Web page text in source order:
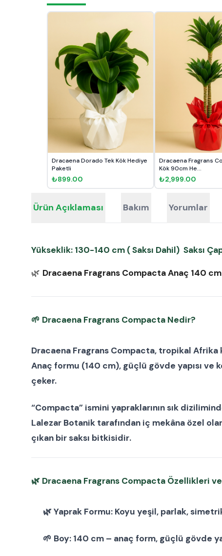
Dracaena Dorado Tek Kök Hediye
Paketli
₺899.00
Dracaena Fragrans
Kök 90cm He...
₺2,999.00
Ürün Açıklaması Bakım Yorumlar
Yükseklik: 130-140 cm ( Saksı Dahil) Saksı
🌿 Dracaena Fragrans Compacta Anaç 140
🌱 Dracaena Fragrans Compacta Nedir?
Dracaena Fragrans Compacta, tropikal Afrika
Anaç formu (140 cm), güçlü gövde yapısı
çeker.
“Compacta” ismini yapraklarının sık
Lalezar Botanik tarafından iç mekâna özel
çıkan birsaksı bitkisidir.
🌿 Dracaena Fragrans Compacta Özellikleri ve
🌿Yaprak Formu: Koyu yeşil, parlak,
🌱 Boy: 140 cm – anaç form, güçlü gövde